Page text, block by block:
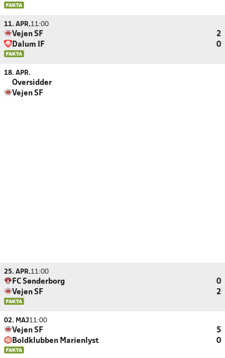
11. APR.11:00
Vejen SF
2
Dalum IF
0
18. APR.
Oversidder
Vejen SF
25. APR.11:00
FC Sønderborg
0
Vejen SF
2
02. MAJ11:00
Vejen SF
5
Boldklubben Marienlyst
0